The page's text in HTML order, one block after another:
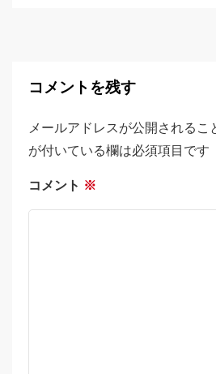
コメントを残す
メールアドレスが公開されるこ
が付いている欄は必須項目です
コメント ※